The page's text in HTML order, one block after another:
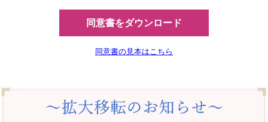
同意書をダウンロード
同意書の見本はこちら